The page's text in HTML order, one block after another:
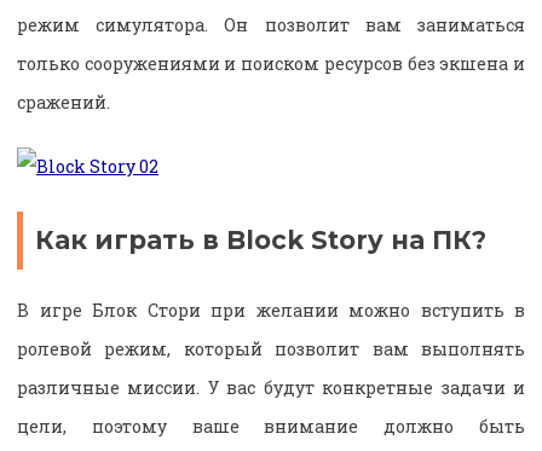
режим симулятора. Он позволит вам заниматься
только сооружениями и поиском ресурсов без экшена и
сражений.
Как играть в Block Story на ПК?
В игре Блок Стори при желании можно вступить в
ролевой режим, который позволит вам выполнять
различные миссии. У вас будут конкретные задачи и
цели, поэтому ваше внимание должно быть